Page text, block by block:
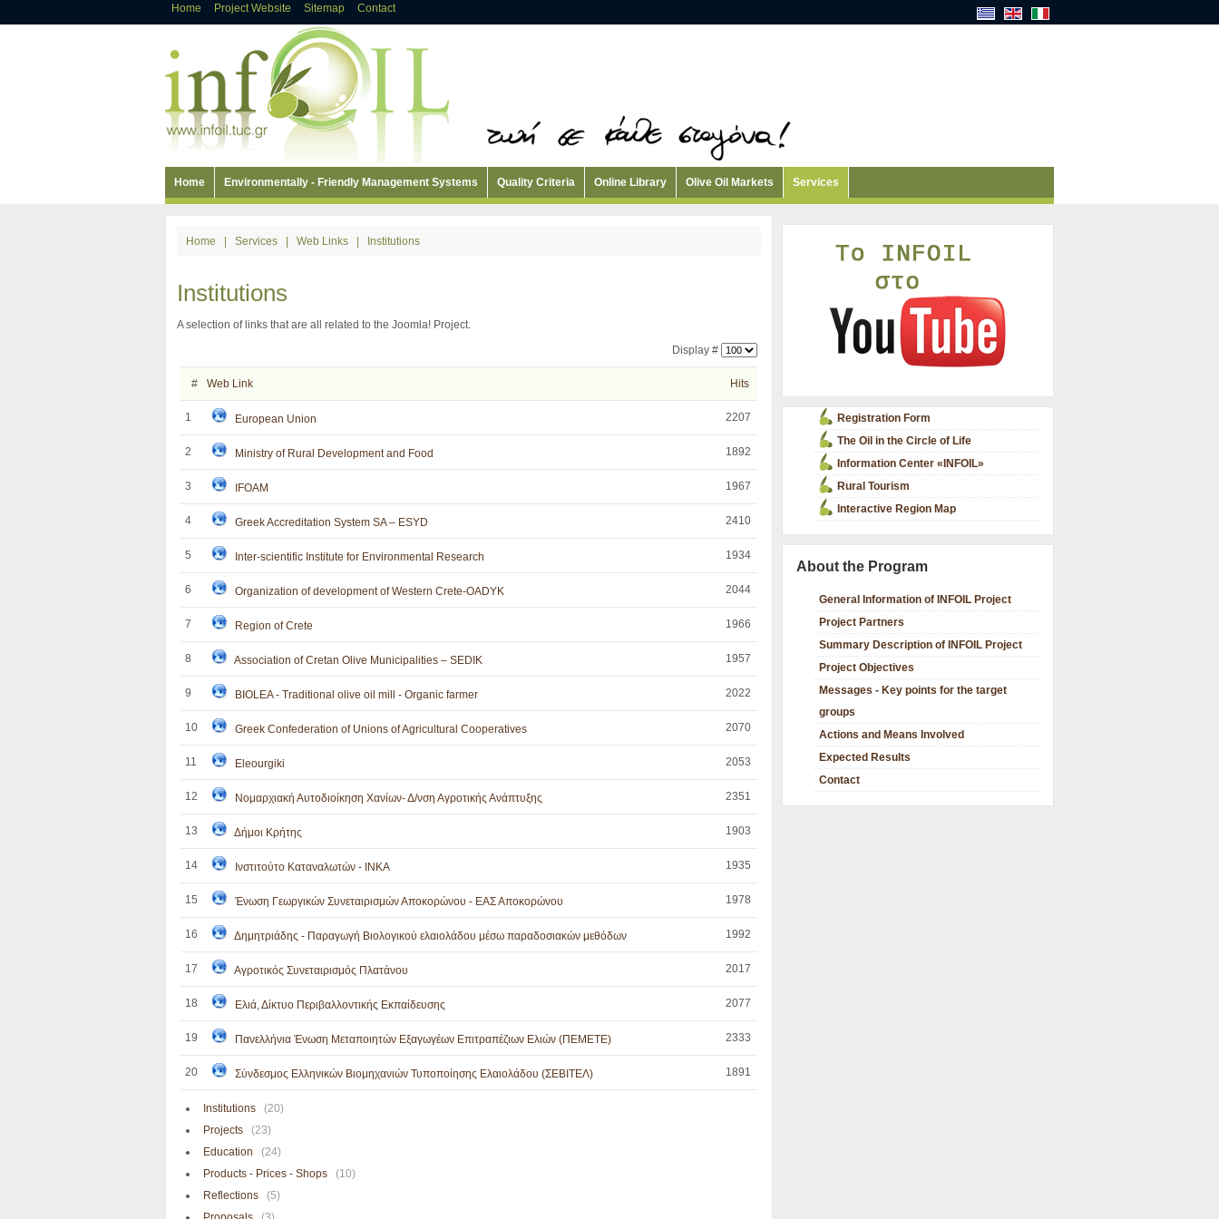
Home Project Website Sitemap Contact
Home Environmentally - Friendly Management Systems Quality Criteria Online Library Olive Oil Markets Services
Registration Form
The Oil in the Circle of Life
Information Center «INFOIL»
Rural Tourism
Interactive Region Map
About the Program
General Information of INFOIL Project
Project Partners
Summary Description of INFOIL Project
Project Objectives
Messages - Key points for the target
groups
Actions and Means Involved
Expected Results
Contact
Home Services Web Links Institutions
Institutions
A selection of links that are all related to the Joomla! Project.
Display #
# Web Link Hits
1 European Union 2207
2 Ministry of Rural Development and Food 1892
3 IFOAM 1967
4 Greek Accreditation System SA – ESYD 2410
5 Inter-scientific Institute for Environmental Research 1934
6 Organization of development of Western Crete-OADYK 2044
7 Region of Crete 1966
8 Association of Cretan Olive Municipalities – SEDIK 1957
9 BIOLEA - Traditional olive oil mill - Organic farmer 2022
10 Greek Confederation of Unions of Agricultural Cooperatives 2070
11 Eleourgiki 2053
12 Νομαρχιακή Αυτοδιοίκηση Χανίων- Δ/νση Αγροτικής Ανάπτυξης 2351
13 Δήμοι Κρήτης 1903
14 Ινστιτούτο Καταναλωτών - ΙΝΚΑ 1935
15 Ένωση Γεωργικών Συνεταιρισμών Αποκορώνου - ΕΑΣ Αποκορώνου 1978
16 Δημητριάδης - Παραγωγή Βιολογικού ελαιολάδου μέσω παραδοσιακών μεθόδων 1992
17 Αγροτικός Συνεταιρισμός Πλατάνου 2017
18 Ελιά, Δίκτυο Περιβαλλοντικής Εκπαίδευσης 2077
19 Πανελλήνια Ένωση Μεταποιητών Εξαγωγέων Επιτραπέζιων Ελιών (ΠΕΜΕΤΕ) 2333
20 Σύνδεσμος Ελληνικών Βιομηχανιών Τυποποίησης Ελαιολάδου (ΣΕΒΙΤΕΛ) 1891
Institutions
(20)
Projects
(23)
Education
(24)
Products - Prices - Shops
(10)
Reflections
(5)